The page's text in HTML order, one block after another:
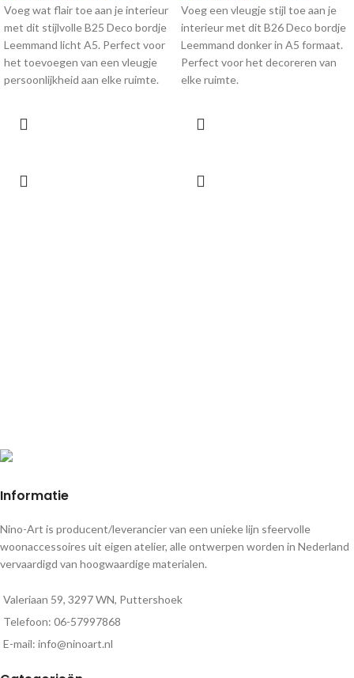
Voeg wat flair toe aan je interieur
met dit stijlvolle B25 Deco bordje
Leemmand licht A5. Perfect voor
het toevoegen van een vleugje
persoonlijkheid aan elke ruimte.
Voeg een vleugje stijl toe aan je
interieur met dit B26 Deco bordje
Leemmand donker in A5 formaat.
Perfect voor het decoreren van
elke ruimte.
Informatie
Nino-Art is producent/leverancier van een unieke lijn sfeervolle
woonaccessoires uit eigen atelier, alle ontwerpen worden in Nederland
vervaardigd van hoogwaardige materialen.
Valeriaan 59, 3297 WN, Puttershoek
Telefoon: 06-57997868
E-mail: info@ninoart.nl